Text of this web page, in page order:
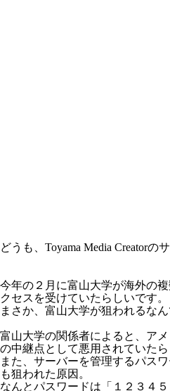
どうも、Toyama Media Creatorの
今年の２月に富山大学が海外の
クセスを受けていたらしいです。
まさか、富山大学が狙われるなん
富山大学の関係者によると、ア
の中継点として悪用されていたら
また、サーバーを管理するパス
も狙われた原因。
なんとパスワードは「１２３４